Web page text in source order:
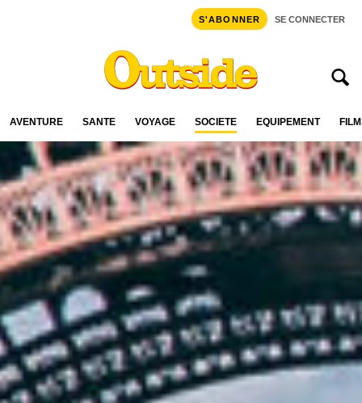
S'ABONNER SE CONNECTER
AVENTURE SANTÉ VOYAGE SOCIÉTÉ ÉQUIPEMENT